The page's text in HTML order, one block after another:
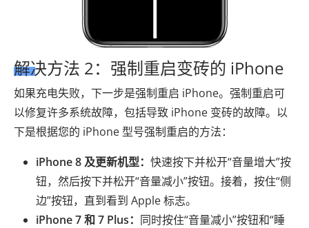
解决方法 2：强制重启变砖的 iPhone
如果充电失败，下一步是强制重启 iPhone。强制重启可
以修复许多系统故障，包括导致 iPhone 变砖的故障。以
下是根据您的 iPhone 型号强制重启的方法：
iPhone 8 及更新机型： 快速按下并松开“音量增大”按
钮，然后按下并松开“音量减小”按钮。接着，按住“侧
边”按钮，直到看到 Apple 标志。
iPhone 7 和 7 Plus： 同时按住“音量减小”按钮和“睡